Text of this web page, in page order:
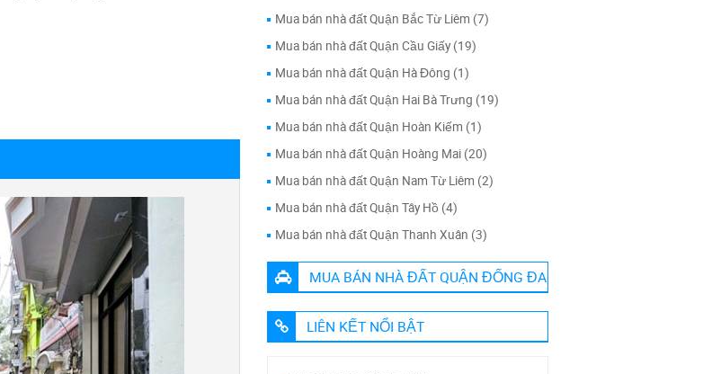
Mua bán nhà đất Quận Bắc Từ Liêm (7)
Mua bán nhà đất Quận Cầu Giấy (19)
Mua bán nhà đất Quận Hà Đông (1)
Mua bán nhà đất Quận Hai Bà Trưng (19)
Mua bán nhà đất Quận Hoàn Kiếm (1)
Mua bán nhà đất Quận Hoàng Mai (20)
Mua bán nhà đất Quận Nam Từ Liêm (2)
Mua bán nhà đất Quận Tây Hồ (4)
Mua bán nhà đất Quận Thanh Xuân (3)
MUA BÁN NHÀ ĐẤT QUẬN ĐỐNG ĐA
LIÊN KẾT NỔI BẬT